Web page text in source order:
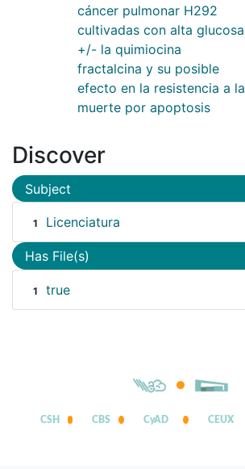
cáncer pulmonar H292
cultivadas con alta glucosa
+/- la quimiocina
fractalcina y su posible
efecto en la resistencia a la
muerte por apoptosis
Discover
Subject
1 Licenciatura
Has File(s)
1 true
CSH CBS CyAD CEUX